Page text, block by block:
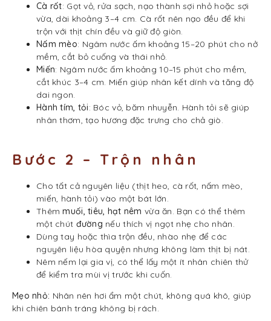
Cà rốt: Gọt vỏ, rửa sạch, nạo thành sợi nhỏ hoặc sợi
vừa, dài khoảng 3–4 cm. Cà rốt nên nạo đều để khi
trộn với thịt chín đều và giữ độ giòn.
Nấm mèo: Ngâm nước ấm khoảng 15–20 phút cho nở
mềm, cắt bỏ cuống và thái nhỏ.
Miến: Ngâm nước ấm khoảng 10–15 phút cho mềm,
cắt khúc 3–4 cm. Miến giúp nhân kết dính và tăng độ
dai ngon.
Hành tím, tỏi: Bóc vỏ, băm nhuyễn. Hành tỏi sẽ giúp
nhân thơm, tạo hương đặc trưng cho chả giò.
Bước 2 – Trộn nhân
Cho tất cả nguyên liệu (thịt heo, cà rốt, nấm mèo,
miến, hành tỏi) vào một bát lớn.
Thêmmuối, tiêu, hạt nêm vừa ăn. Bạn có thể thêm
một chút đường nếu thích vị ngọt nhẹ cho nhân.
Dùng tay hoặc thìa trộn đều, nhào nhẹ để các
nguyên liệu hòa quyện nhưng không làm thịt bị nát.
Nêm nếm lại gia vị, có thể lấy một ít nhân chiên thử
để kiểm tra mùi vị trước khi cuốn.
Mẹo nhỏ: Nhân nên hơi ẩm một chút, không quá khô, giúp
khi chiên bánh tráng không bị rách.